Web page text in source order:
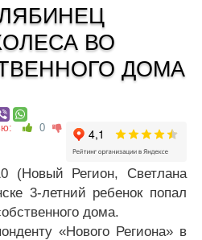
ВО
ДОМА
0
(Новый Регион, Светлана
3-летний ребенок попал
дома.
«Нового Региона» в